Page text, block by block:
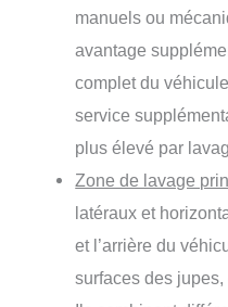
manuels ou
avantage
complet du
service
plus élevé par
Zone de lavage
latéraux et
et l’arrière du
surfaces des